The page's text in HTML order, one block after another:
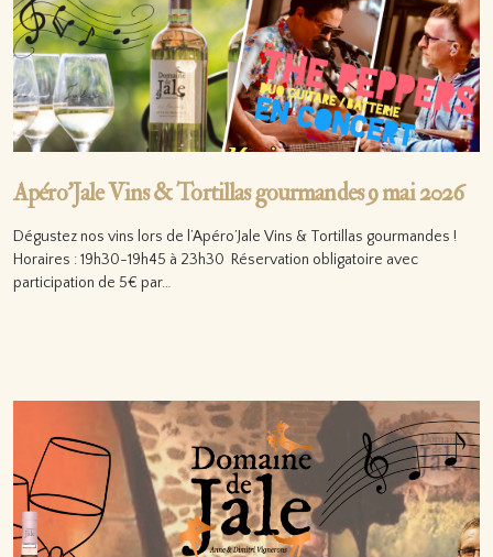
Apéro’Jale Vins & Tortillas gourmandes 9 mai 2026
Dégustez nos vins lors de l’Apéro’Jale Vins & Tortillas gourmandes !
Horaires : 19h30-19h45 à 23h30 Réservation obligatoire avec
participation de 5€ par…